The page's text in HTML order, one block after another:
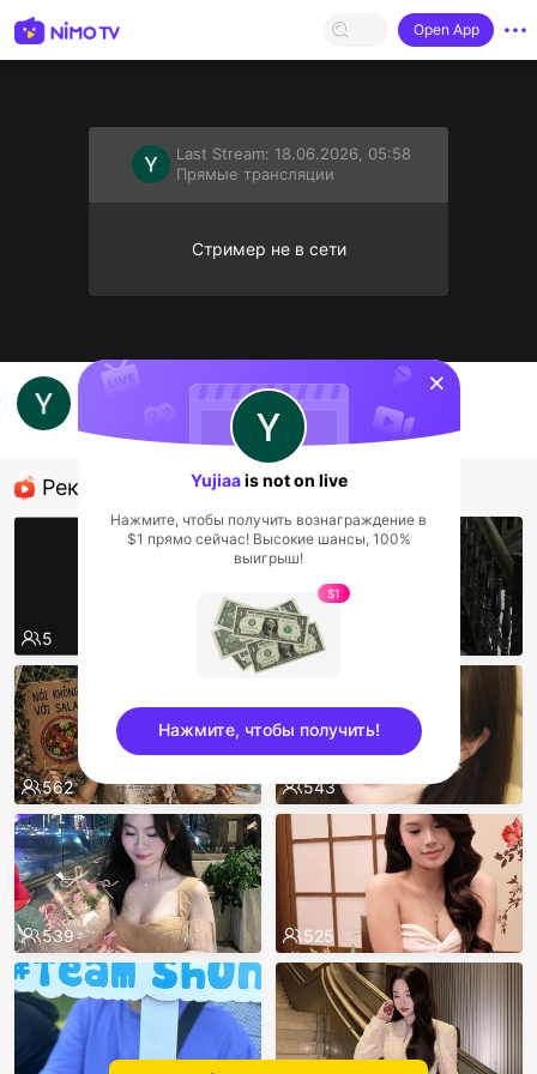
Open App
Last Stream: 18.06.2026, 05:58
Прямые трансляции
Стример не в сети
gabutt
Прямые трансляции
Рекомендованные стримеры
7
5 572
562 543
539 525
sentinelStart
Yujiaais not on live
Нажмите, чтобы получить вознаграждение в
$1 прямо сейчас! Высокие шансы, 100%
выигрыш!
$1
Нажмите, чтобы получить!
sentinelEnd